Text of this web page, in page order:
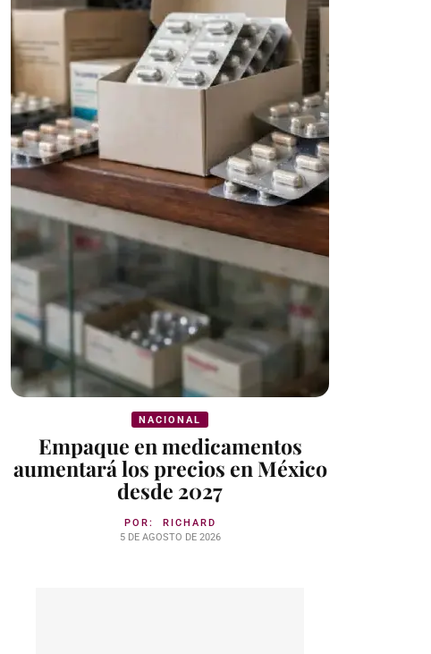
NACIONAL
Empaque en medicamentos
aumentará los precios en México
desde 2027
POR: RICHARD
5 DE AGOSTO DE 2026